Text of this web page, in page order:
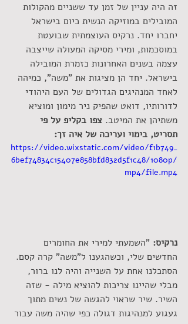
זה היה עניין של זמן עד ששניים מהקולות
המובילים במוזיקה הנשית כיום בישראל
יחברו יחד. נרקיס העוצמתית שבועטת
במוסכמות, ומירי מסיקה המעולה שייצבה
עצמה בשנים האחרונות כזמרת המובילה
בישראל. יחד הן מציגות את "משה", כמיהה
לאחד המנהיגים הגדולים של העם היהודי
לדורותיו, דואט שהפיק ניר מימון ומוציא
משתיהן את המיטב. צפו בקליפ על פי
תסריט, בימוי ועריכה של איה זך:
https://video.wixstatic.com/video/f1b749_
6bef74834c15407e858bfd832d5f1c48/1080p/
mp4/file.mp4
נרקיס: "השמעתי למירי את החומרים
החדשים שלי, וכשהגענו ל"משה" קרה קסם.
הסתכלנו אחת על השנייה והיה לנו ברור,
מבלי שהיינו צריכות להוציא מילה - שזה
השיר. שיר שראוי להגשה של נשים מתוך
געגוע למנהיגות דגולה כפי שהיה משה עבור